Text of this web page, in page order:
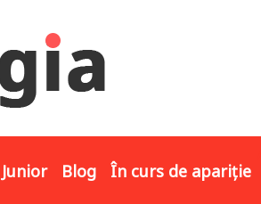
Blog În curs de apariție